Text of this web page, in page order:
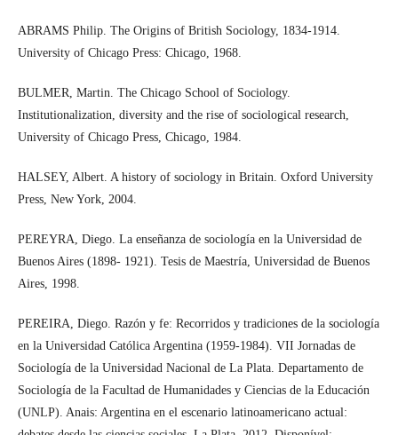
ABRAMS Philip. The Origins of British Sociology, 1834-1914.
University of Chicago Press: Chicago, 1968.
BULMER, Martin. The Chicago School of Sociology.
Institutionalization, diversity and the rise of sociological research,
University of Chicago Press, Chicago, 1984.
HALSEY, Albert. A history of sociology in Britain. Oxford University
Press, New York, 2004.
PEREYRA, Diego. La enseñanza de sociología en la Universidad de
Buenos Aires (1898- 1921). Tesis de Maestría, Universidad de Buenos
Aires, 1998.
PEREIRA, Diego. Razón y fe: Recorridos y tradiciones de la sociología
en la Universidad Católica Argentina (1959-1984). VII Jornadas de
Sociología de la Universidad Nacional de La Plata. Departamento de
Sociología de la Facultad de Humanidades y Ciencias de la Educación
(UNLP). Anais: Argentina en el escenario latinoamericano actual: